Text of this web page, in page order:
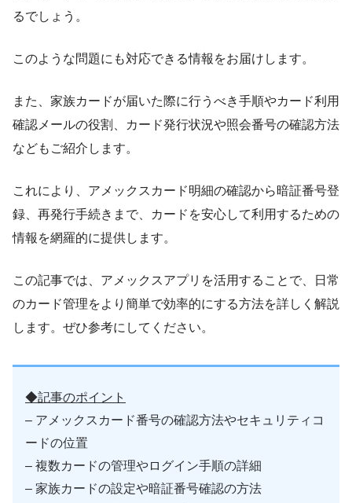
るでしょう。
このような問題にも対応できる情報をお届けします。
また、家族カードが届いた際に行うべき手順やカード利用
確認メールの役割、カード発行状況や照会番号の確認方法
などもご紹介します。
これにより、アメックスカード明細の確認から暗証番号登
録、再発行手続きまで、カードを安心して利用するための
情報を網羅的に提供します。
この記事では、アメックスアプリを活用することで、日常
のカード管理をより簡単で効率的にする方法を詳しく解説
します。ぜひ参考にしてください。
◆記事のポイント
– アメックスカード番号の確認方法やセキュリティコ
ードの位置
– 複数カードの管理やログイン手順の詳細
– 家族カードの設定や暗証番号確認の方法